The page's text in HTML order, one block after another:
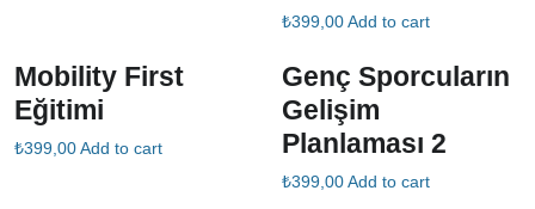
₺399,00Add to cart
Mobility First
Eğitimi
₺399,00Add to cart
Genç Sporcuların
Gelişim
Planlaması 2
₺399,00Add to cart